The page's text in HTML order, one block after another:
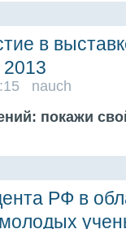
в
nauch
покажи
РФ в